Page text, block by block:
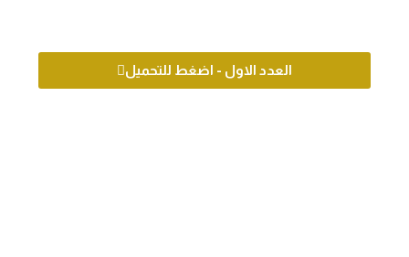
العدد الاول - اضغط للتحميل